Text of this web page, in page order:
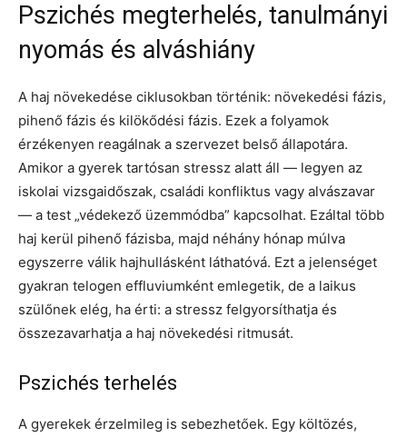
Pszichés megterhelés, tanulmányi
nyomás és alváshiány
A haj növekedése ciklusokban történik: növekedési fázis,
pihenő fázis és kilökődési fázis. Ezek a folyamok
érzékenyen reagálnak a szervezet belső állapotára.
Amikor a gyerek tartósan stressz alatt áll — legyen az
iskolai vizsgaidőszak, családi konfliktus vagy alvászavar
— a test „védekező üzemmódba” kapcsolhat. Ezáltal több
haj kerül pihenő fázisba, majd néhány hónap múlva
egyszerre válik hajhullásként láthatóvá. Ezt a jelenséget
gyakran telogen effluviumként emlegetik, de a laikus
szülőnek elég, ha érti: a stressz felgyorsíthatja és
összezavarhatja a haj növekedési ritmusát.
Pszichés terhelés
A gyerekek érzelmileg is sebezhetőek. Egy költözés,